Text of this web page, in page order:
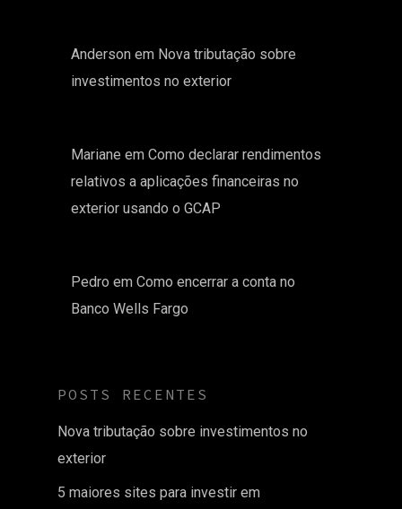
Anderson em Nova tributação sobre
investimentos no exterior
Mariane em Como declarar rendimentos
relativos a aplicações financeiras no
exterior usando o GCAP
Pedro em Como encerrar a conta no
Banco Wells Fargo
POSTS RECENTES
Nova tributação sobre investimentos no
exterior
5 maiores sites para investir em